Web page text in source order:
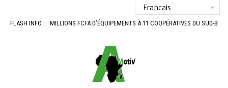
FLASH INFO :
D’ÉQUIPEMENTS À 11 COOPÉRATIVES DU SUD-BÉNIN BANTÈ : LES ACTEURS DU